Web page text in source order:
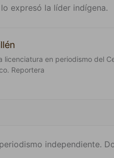
expresó la líder indígena.
licenciatura en periodismo del
Reportera
independiente.